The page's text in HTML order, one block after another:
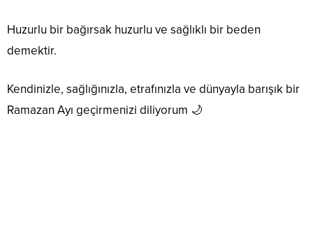
Huzurlu bir bağırsak huzurlu ve sağlıklı bir beden
demektir.
Kendinizle, sağlığınızla, etrafınızla ve dünyayla barışık bir
Ramazan Ayı geçirmenizi diliyorum 🌙